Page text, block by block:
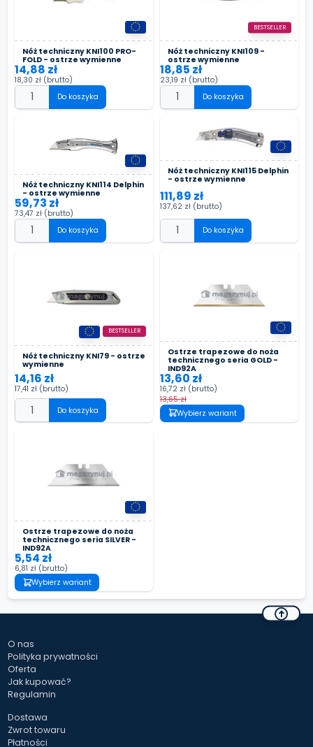
Nóż techniczny KNI100 PRO-
FOLD - ostrze wymienne
14,88 zł
18,30 zł (brutto)
Do koszyka
Nóż techniczny KNI109 -
ostrze wymienne
BESTSELLER
18,85 zł
23,19 zł (brutto)
Do koszyka
Nóż techniczny KNI114 Delphin
- ostrze wymienne
59,73 zł
73,47 zł (brutto)
Do koszyka
Nóż techniczny KNI115 Delphin
- ostrze wymienne
111,89 zł
137,62 zł (brutto)
Do koszyka
Nóż techniczny KNI79 - ostrze
wymienne
BESTSELLER
14,16 zł
17,41 zł (brutto)
Do koszyka
Ostrze trapezowe do noża
technicznego seria GOLD -
IND92A
13,60 zł
16,72 zł (brutto)
13,65 zł
Wybierz wariant
Ostrze trapezowe do noża
technicznego seria SILVER -
IND92A
5,54 zł
6,81 zł (brutto)
Wybierz wariant
O nas
Polityka prywatności
Oferta
Jak kupować?
Regulamin
Dostawa
Zwrot towaru
Płatności